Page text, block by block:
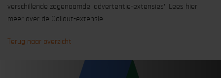
verschillende zogenaamde ‘advertentie-extensies’. Lees hier
meer over de Callout-extensie
Terug naar overzicht